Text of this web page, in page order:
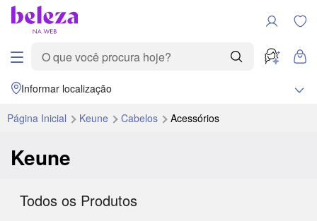
Informar localização
Página Inicial Keune Cabelos Acessórios
Keune
Todos os Produtos